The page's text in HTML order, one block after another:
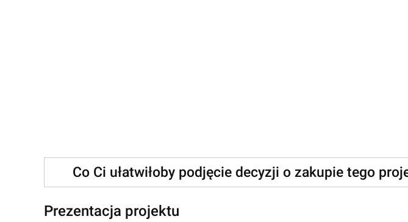
Co Ci ułatwiłoby podjęcie decyzji o zakupie tego
Prezentacja projektu